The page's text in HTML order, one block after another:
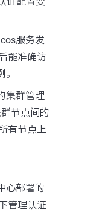
服务发
能准确访
集群管理
节点间的
有节点上
心部署的
管理认证